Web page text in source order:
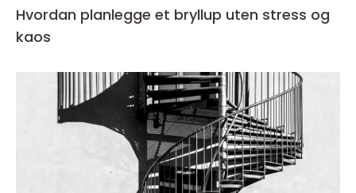
Hvordan planlegge et bryllup uten stress og
kaos